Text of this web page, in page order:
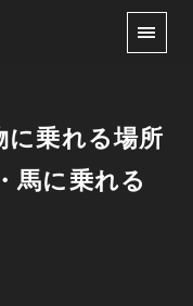
に乗れる場所
馬に乗れる